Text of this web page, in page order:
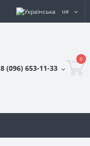
ua
8 (096) 653-11-33
0